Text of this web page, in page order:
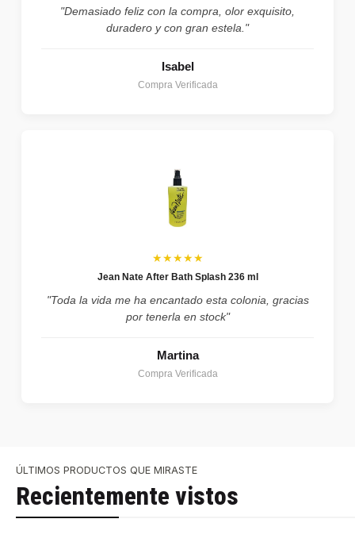
"Demasiado feliz con la compra, olor exquisito,
duradero y con gran estela."
Isabel
Compra Verificada
★★★★★
Jean Nate After Bath Splash 236 ml
"Toda la vida me ha encantado esta colonia, gracias
por tenerla en stock"
Martina
Compra Verificada
ÚLTIMOS PRODUCTOS QUE MIRASTE
Recientemente vistos